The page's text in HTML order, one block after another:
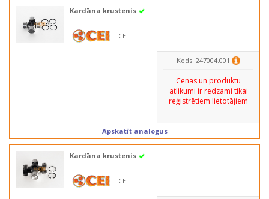
Kardāna krustenis
CEI
Kods: 247004.001
Cenas un produktu
atlikumi ir redzami tikai
reģistrētiem lietotājiem
Apskatīt analogus
Kardāna krustenis
CEI